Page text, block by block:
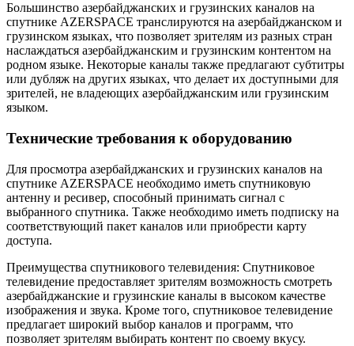
Большинство азербайджанских и грузинских каналов на
спутнике AZERSPACE транслируются на азербайджанском и
грузинском языках, что позволяет зрителям из разных стран
наслаждаться азербайджанским и грузинским контентом на
родном языке. Некоторые каналы также предлагают субтитры
или дубляж на других языках, что делает их доступными для
зрителей, не владеющих азербайджанским или грузинским
языком.
Технические требования к оборудованию
Для просмотра азербайджанских и грузинских каналов на
спутнике AZERSPACE необходимо иметь спутниковую
антенну и ресивер, способный принимать сигнал с
выбранного спутника. Также необходимо иметь подписку на
соответствующий пакет каналов или приобрести карту
доступа.
Преимущества спутникового телевидения: Спутниковое
телевидение предоставляет зрителям возможность смотреть
азербайджанские и грузинские каналы в высоком качестве
изображения и звука. Кроме того, спутниковое телевидение
предлагает широкий выбор каналов и программ, что
позволяет зрителям выбирать контент по своему вкусу.